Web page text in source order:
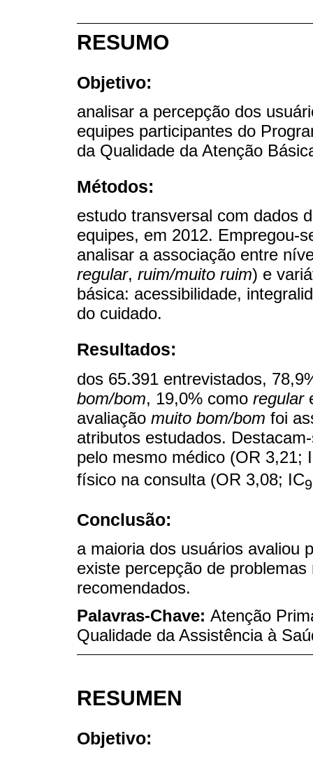
RESUMO
Objetivo:
analisar a percepção dos
equipes participantes do
da Qualidade da Atenção
Métodos:
estudo transversal com dados
equipes, em 2012. Empregou-
analisar a associação entre
regular, ruim/muito ruim) e
básica: acessibilidade,
do cuidado.
Resultados:
dos 65.391 entrevistados,
bom/bom, 19,0% como regular
avaliação muito bom/bom foi
atributos estudados.
pelo mesmo médico (OR 3,21;
físico na consulta (OR 3,08; IC
Conclusão:
a maioria dos usuários avaliou
existe percepção de
recomendados.
Palavras-Chave: Atenção
Qualidade da Assistência à
RESUMEN
Objetivo: